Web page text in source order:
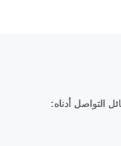
التواصل أدناه: